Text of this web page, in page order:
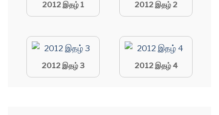
2012 இதழ் 1 2012 இதழ் 2
2012 இதழ் 3 2012 இதழ் 4